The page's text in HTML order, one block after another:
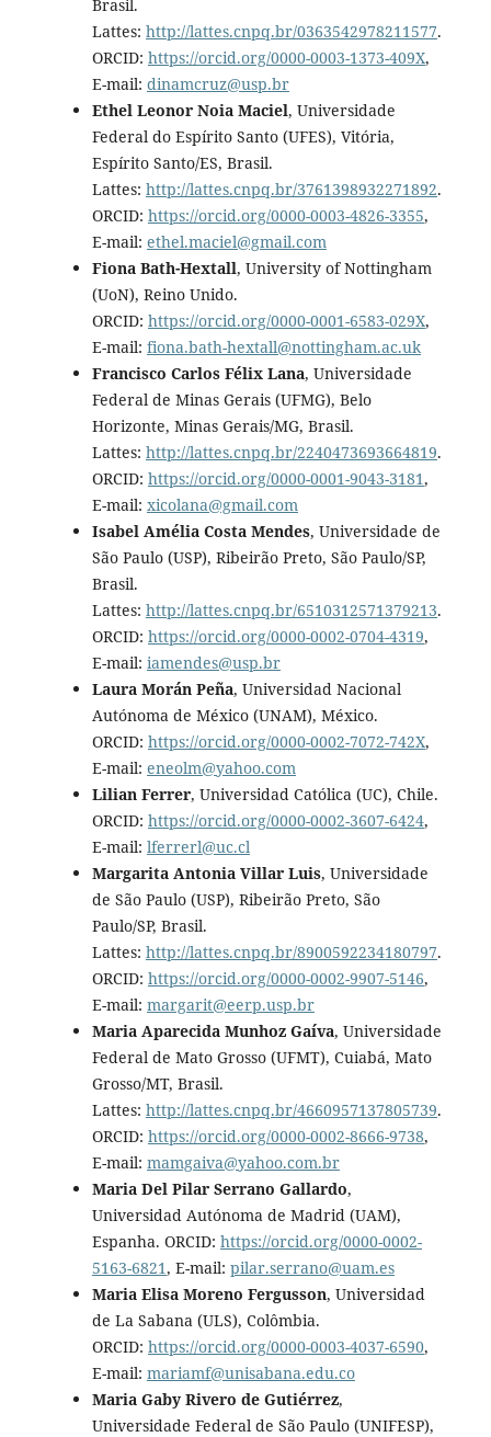
Brasil.
Lattes: http://lattes.cnpq.br/0363542978211577.
ORCID: https://orcid.org/0000-0003-1373-409X,
E-mail: dinamcruz@usp.br
Ethel Leonor Noia Maciel, Universidade
Federal do Espírito Santo (UFES), Vitória,
Espírito Santo/ES, Brasil.
Lattes: http://lattes.cnpq.br/3761398932271892.
ORCID: https://orcid.org/0000-0003-4826-3355,
E-mail: ethel.maciel@gmail.com
Fiona Bath-Hextall, University of Nottingham
(UoN), Reino Unido.
ORCID: https://orcid.org/0000-0001-6583-029X,
E-mail: fiona.bath-hextall@nottingham.ac.uk
Francisco Carlos Félix Lana, Universidade
Federal de Minas Gerais (UFMG), Belo
Horizonte, Minas Gerais/MG, Brasil.
Lattes: http://lattes.cnpq.br/2240473693664819.
ORCID: https://orcid.org/0000-0001-9043-3181,
E-mail: xicolana@gmail.com
Isabel Amélia Costa Mendes, Universidade de
São Paulo (USP), Ribeirão Preto, São Paulo/SP,
Brasil.
Lattes: http://lattes.cnpq.br/6510312571379213.
ORCID: https://orcid.org/0000-0002-0704-4319,
E-mail: iamendes@usp.br
Laura Morán Peña, Universidad Nacional
Autónoma de México (UNAM), México.
ORCID: https://orcid.org/0000-0002-7072-742X,
E-mail: eneolm@yahoo.com
Lilian Ferrer, Universidad Católica (UC), Chile.
ORCID: https://orcid.org/0000-0002-3607-6424,
E-mail: lferrerl@uc.cl
Margarita Antonia Villar Luis, Universidade
de São Paulo (USP), Ribeirão Preto, São
Paulo/SP, Brasil.
Lattes: http://lattes.cnpq.br/8900592234180797.
ORCID: https://orcid.org/0000-0002-9907-5146,
E-mail: margarit@eerp.usp.br
Maria Aparecida Munhoz Gaíva, Universidade
Federal de Mato Grosso (UFMT), Cuiabá, Mato
Grosso/MT, Brasil.
Lattes: http://lattes.cnpq.br/4660957137805739.
ORCID: https://orcid.org/0000-0002-8666-9738,
E-mail: mamgaiva@yahoo.com.br
Maria Del Pilar Serrano Gallardo,
Universidad Autónoma de Madrid (UAM),
Espanha. ORCID: https://orcid.org/0000-0002-
5163-6821, E-mail: pilar.serrano@uam.es
Maria Elisa Moreno Fergusson, Universidad
de La Sabana (ULS), Colômbia.
ORCID: https://orcid.org/0000-0003-4037-6590,
E-mail: mariamf@unisabana.edu.co
Maria Gaby Rivero de Gutiérrez,
Universidade Federal de São Paulo (UNIFESP),